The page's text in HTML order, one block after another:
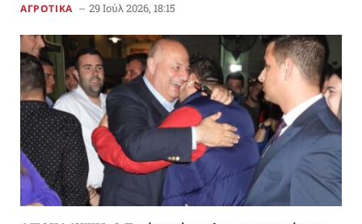
ΑΓΡΟΤΙΚΑ 29 Ιούλ 2026, 18:15